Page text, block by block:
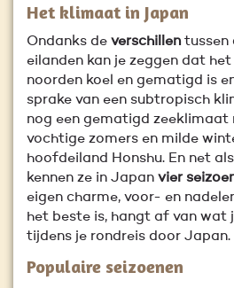
Het klimaat in Japan
Ondanks de verschillentussen
eilanden kan je zeggen dat
noorden koel en gematigd is
sprake van een subtropisch
nog een gematigd zeeklimaat
vochtige zomers en milde
hoofdeiland Honshu. En net
kennen ze in Japan vier
eigen charme, voor- en
het beste is, hangt af van wat
tijdens je rondreis door Japan.
Populaire seizoenen